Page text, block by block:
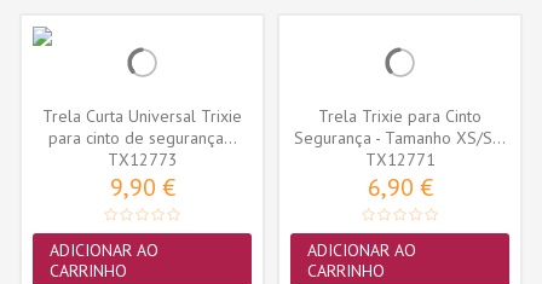
Trela Curta Universal Trixie
para cinto de segurança...
TX12773
9,90 €
ADICIONAR AO
CARRINHO
Trela Trixie para Cinto
Segurança - Tamanho XS/S...
TX12771
6,90 €
ADICIONAR AO
CARRINHO